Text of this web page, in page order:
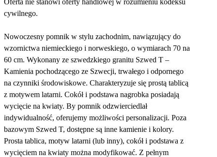
Oferta nie stanowi oferty handlowej w rozumieniu kodeksu
cywilnego.
Nowoczesny pomnik w stylu zachodnim, nawiązujący do
wzornictwa niemieckiego i norweskiego, o wymiarach 70 na
60 cm. Wykonany ze szwedzkiego granitu Szwed T –
Kamienia pochodzącego ze Szwecji, trwałego i odpornego
na czynniki środowiskowe. Charakteryzuje się prostą tablicą
z motywem latarni. Cokół i podstawa nagrobka posiadają
wycięcie na kwiaty. By pomnik odzwierciedlał
indywidualność, oferujemy możliwości personalizacji. Poza
bazowym Szwed T, dostępne są inne kamienie i kolory.
Prosta tablica, motyw latarni (lub inny), cokół i podstawa z
wycięciem na kwiaty można modyfikować. Z pełnym